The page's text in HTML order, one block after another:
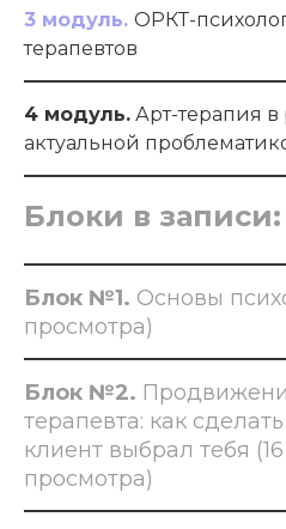
3 модуль. ОРКТ-
терапевтов
4 модуль. Арт-терапия в
актуальной
Блоки в записи:
Блок №1. Основы
просмотра)
Блок №2.
терапевта: как
клиент выбрал тебя
просмотра)